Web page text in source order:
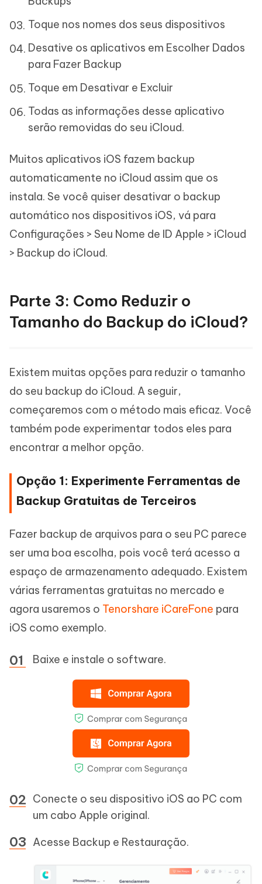
Toque nos nomes dos seus dispositivos
Desative os aplicativos em Escolher Dados
para Fazer Backup
Toque em Desativar e Excluir
Todas as informações desse aplicativo
serão removidas do seu iCloud.
Muitos aplicativos iOS fazem backup
automaticamente no iCloud assim que os
instala. Se você quiser desativar o backup
automático nos dispositivos iOS, vá para
Configurações > Seu Nome de ID Apple > iCloud
> Backup do iCloud.
Parte 3: Como Reduzir o
Tamanho do Backup do iCloud?
Existem muitas opções para reduzir o tamanho
do seu backup do iCloud. A seguir,
começaremos com o método mais eficaz. Você
também pode experimentar todos eles para
encontrar a melhor opção.
Opção 1: Experimente Ferramentas de
Backup Gratuitas de Terceiros
Fazer backup de arquivos para o seu PC parece
ser uma boa escolha, pois você terá acesso a
espaço de armazenamento adequado. Existem
várias ferramentas gratuitas no mercado e
agora usaremos o Tenorshare iCareFone para
iOS como exemplo.
Baixe e instale o software.
Conecte o seu dispositivo iOS ao PC com
um cabo Apple original.
Acesse Backup e Restauração.